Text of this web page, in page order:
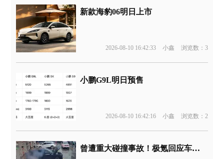
新款海豹06明日上市
2026-08-10 16:42:33 小鑫 浏览数：3
小鹏G9L明日预售
2026-08-10 16:42:16 小鑫 浏览数：2
曾遭重大碰撞事故！极氪回应车辆起火